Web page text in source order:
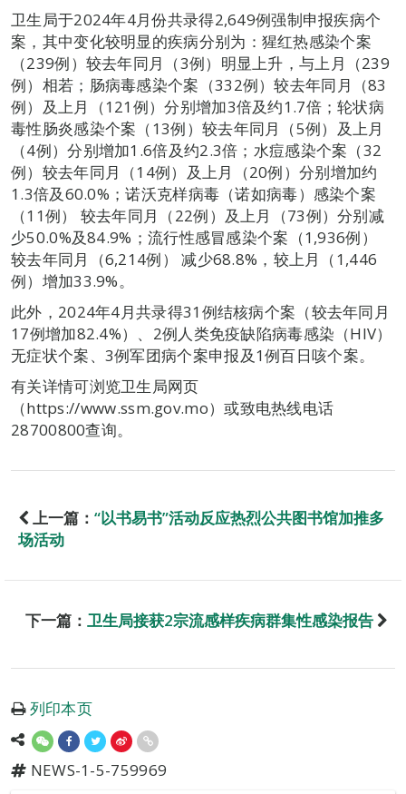
卫生局于2024年4月份共录得2,649例强制申报疾病个
案，其中变化较明显的疾病分别为：猩红热感染个案
（239例）较去年同月（3例）明显上升，与上月（239
例）相若；肠病毒感染个案（332例）较去年同月（83
例）及上月（121例）分别增加3倍及约1.7倍；轮状病
毒性肠炎感染个案（13例）较去年同月（5例）及上月
（4例）分别增加1.6倍及约2.3倍；水痘感染个案（32
例）较去年同月（14例）及上月（20例）分别增加约
1.3倍及60.0%；诺沃克样病毒（诺如病毒）感染个案
（11例） 较去年同月（22例）及上月（73例）分别减
少50.0%及84.9%；流行性感冒感染个案（1,936例）
较去年同月（6,214例） 减少68.8%，较上月（1,446
例）增加33.9%。
此外，2024年4月共录得31例结核病个案（较去年同月
17例增加82.4%）、2例人类免疫缺陷病毒感染（HIV）
无症状个案、3例军团病个案申报及1例百日咳个案。
有关详情可浏览卫生局网页
（https://www.ssm.gov.mo）或致电热线电话
28700800查询。
上一篇： “以书易书”活动反应热烈公共图书馆加推多
场活动
下一篇： 卫生局接获2宗流感样疾病群集性感染报告
列印本页
NEWS-1-5-759969